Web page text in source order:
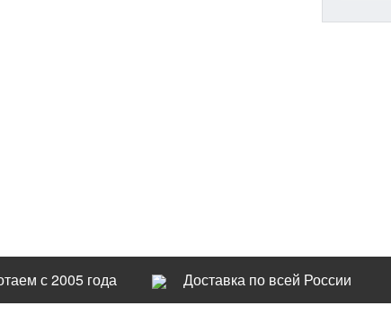
с 2005 года Доставка по всей России